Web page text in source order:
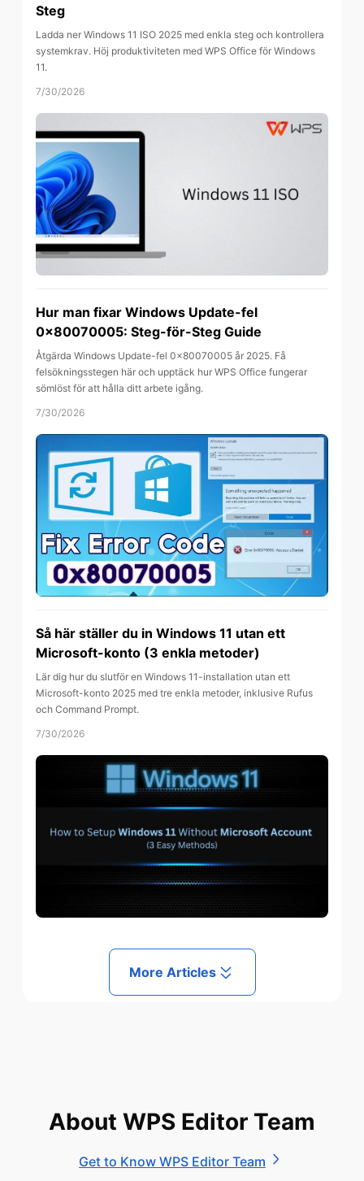
Steg
Ladda ner Windows 11 ISO 2025 med enkla steg och kontrollera
systemkrav. Höj produktiviteten med WPS Office för Windows
11.
7/30/2026
Hur man fixar Windows Update-fel
0x80070005: Steg-för-Steg Guide
Åtgärda Windows Update-fel 0x80070005 år 2025. Få
felsökningsstegen här och upptäck hur WPS Office fungerar
sömlöst för att hålla ditt arbete igång.
7/30/2026
Så här ställer du in Windows 11 utan ett
Microsoft-konto (3 enkla metoder)
Lär dig hur du slutför en Windows 11-installation utan ett
Microsoft-konto 2025 med tre enkla metoder, inklusive Rufus
och Command Prompt.
7/30/2026
More Articles
About WPS Editor Team
Get to Know WPS Editor Team